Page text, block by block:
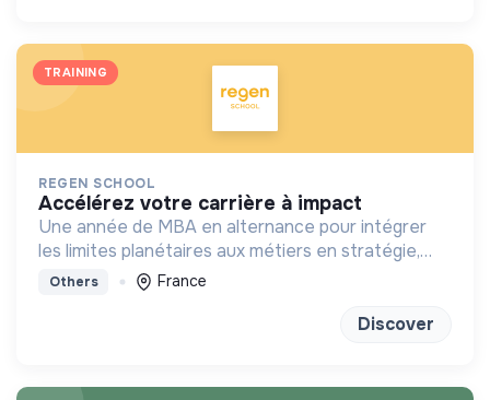
TRAINING
REGEN SCHOOL
accélérez votre carrière à impact
Une année de MBA en alternance pour intégrer
les limites planétaires aux métiers en stratégie,
marketing, finance et achats
Others France
Discover